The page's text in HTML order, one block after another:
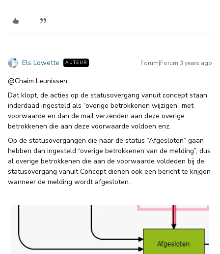
Els Lowette AUTEUR Forum|Forum|3 years ago
@Chaim Leunissen
Dat klopt, de acties op de statusovergang vanuit concept staan
inderdaad ingesteld als “overige betrokkenen wijzigen” met
voorwaarde en dan de mail verzenden aan deze overige
betrokkenen die aan deze voorwaarde voldoen enz.
Op de statusovergangen die naar de status “Afgesloten” gaan
hebben dan ingesteld “overige betrokkenen van de melding”, dus
al overige betrokkenen die aan de voorwaarde voldeden bij de
statusovergang vanuit Concept dienen ook een bericht te krijgen
wanneer de melding wordt afgesloten.